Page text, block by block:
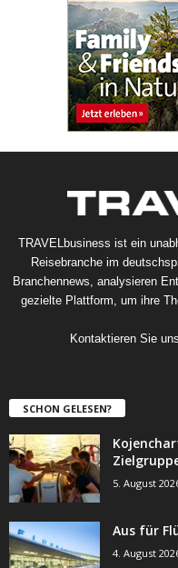
TRAVELbusiness ist ein
Reisebranche im
Branchennews, analysieren
gezielte Plattform, um ihre
Kontaktieren Sie
SCHON GELESEN?
5. August
Aus für
4. August